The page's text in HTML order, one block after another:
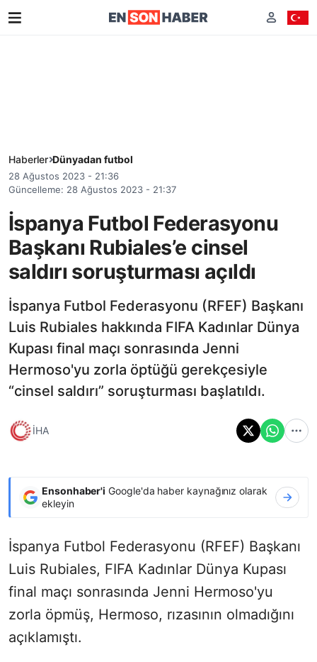
Haberler Dünyadan futbol
28 Ağustos 2023 - 21:36
Güncelleme: 28 Ağustos 2023 - 21:37
İspanya Futbol Federasyonu
Başkanı Rubiales’e cinsel
saldırı soruşturması açıldı
İspanya Futbol Federasyonu (RFEF) Başkanı
Luis Rubiales hakkında FIFA Kadınlar Dünya
Kupası final maçı sonrasında Jenni
Hermoso'yu zorla öptüğü gerekçesiyle
“cinsel saldırı” soruşturması başlatıldı.
İHA
Ensonhaber'i Google'da haber kaynağınız olarak
ekleyin
İspanya Futbol Federasyonu (RFEF) Başkanı
Luis Rubiales, FIFA Kadınlar Dünya Kupası
final maçı sonrasında Jenni Hermoso'yu
zorla öpmüş, Hermoso, rızasının olmadığını
açıklamıştı.